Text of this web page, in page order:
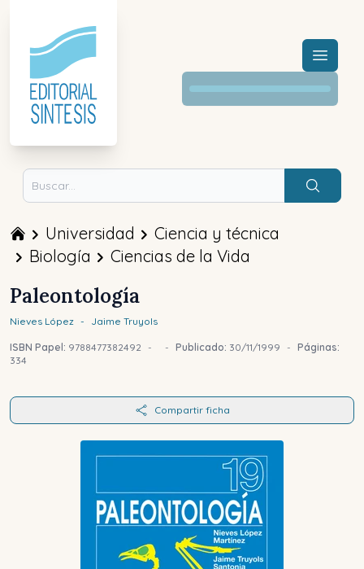
Menú
Buscar
Universidad
Ciencia y técnica
Biología
Ciencias de la Vida
Paleontología
Nieves López - Jaime Truyols
ISBN Papel: 9788477382492 - - Publicado: 30/11/1999 - Páginas:
334
Compartir ficha